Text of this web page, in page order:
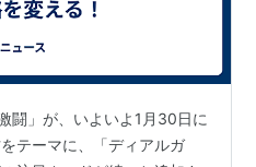
闘」が、いよいよ1月30日に
テーマに、「ディアルガ